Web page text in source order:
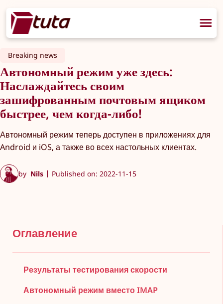
Breaking news
Автономный режим уже здесь:
Наслаждайтесь своим
зашифрованным почтовым ящиком
быстрее, чем когда-либо!
Автономный режим теперь доступен в приложениях для
Android и iOS, а также во всех настольных клиентах.
by Nils Published on: 2022-11-15
Оглавление
Результаты тестирования скорости
Автономный режим вместо IMAP